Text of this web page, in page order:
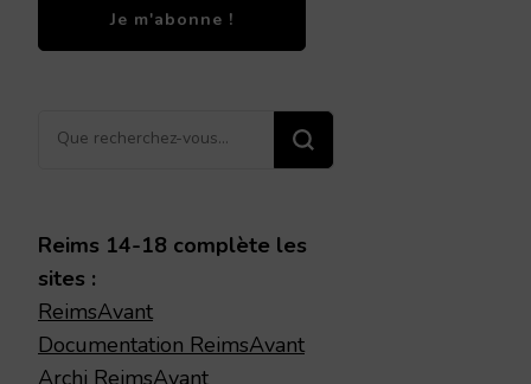
Vous
Reims 14-18 complète les
sites :
ReimsAvant
Documentation ReimsAvant